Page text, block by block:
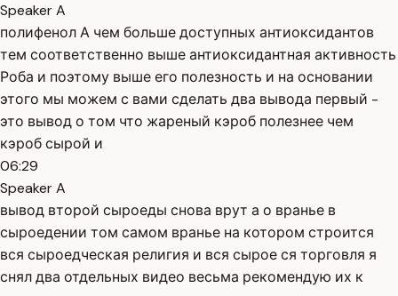
Speaker A
полифенол А чем больше доступных антиоксидантов
тем соответственно выше антиоксидантная активность
Роба и поэтому выше его полезность и на основании
этого мы можем с вами сделать два вывода первый -
это вывод о том что жареный кэроб полезнее чем
кэроб сырой и
06:29
Speaker A
вывод второй сыроеды снова врут а о вранье в
сыроедении том самом вранье на котором строится
вся сыроедческая религия и вся сырое ся торговля я
снял два отдельных видео весьма рекомендую их к